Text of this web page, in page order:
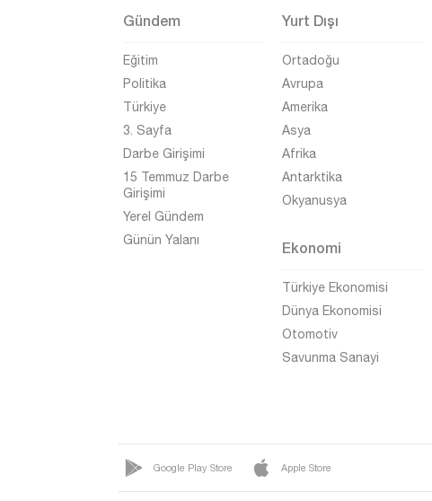
İzmir
Adıyaman
Afyonkarahisar
Ağrı
Aksaray
Amasya
Antalya
Bilecik
Gündem
Eğitim
Politika
Türkiye
3. Sayfa
Darbe Girişimi
15 Temmuz Darbe
Girişimi
Yerel Gündem
Günün Yalanı
Yurt Dışı
Ortadoğu
Avrupa
Amerika
Asya
Afrika
Antarktika
Okyanusya
Ekonomi
Türkiye Ekonomisi
Dünya Ekonomisi
Otomotiv
Savunma Sanayi
Google Play Store Apple Store